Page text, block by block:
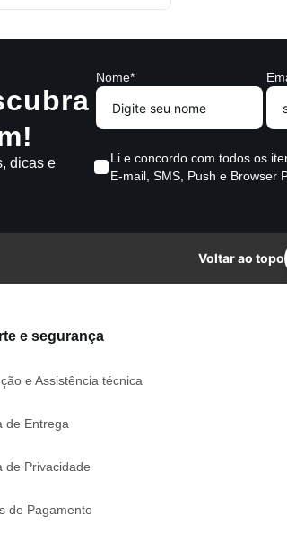
dicas e
Nome*
Li e concordo com todos os
E-mail, SMS, Push e Browser
Voltar ao topo
e segurança
e Assistência técnica
de Entrega
de Privacidade
de Pagamento